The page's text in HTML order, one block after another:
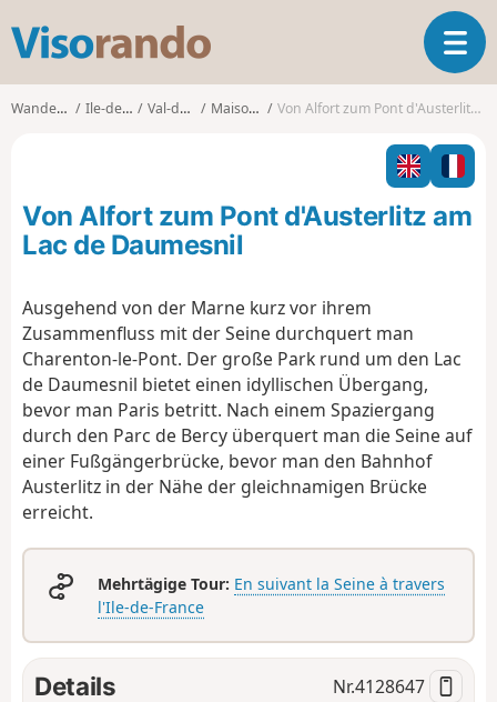
s
o
o
T
o
g
l
n
a
i
Wanderungen Ile-de-France Val-de-Marne Maisons-Alfort Von Alfort zum Pont d'Austerlitz am Lac de Daumesnil
Von Alfort zum Pont d'Austerlitz am
Lac de Daumesnil
Ausgehend von der Marne kurz vor ihrem
Zusammenfluss mit der Seine durchquert man
Charenton-le-Pont. Der große Park rund um den Lac
de Daumesnil bietet einen idyllischen Übergang,
bevor man Paris betritt. Nach einem Spaziergang
durch den Parc de Bercy überquert man die Seine auf
einer Fußgängerbrücke, bevor man den Bahnhof
Austerlitz in der Nähe der gleichnamigen Brücke
erreicht.
Mehrtägige Tour: En suivant la Seine à travers
l'Ile-de-France
Details Nr.4128647